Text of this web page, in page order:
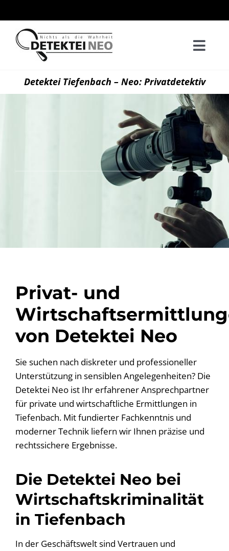
Inhalt
springen
Detektei Tiefenbach – Neo: Privatdetektiv
Privat- und
von Detektei Neo
Sie suchen nach diskreter und professioneller
Unterstützung in sensiblen Angelegenheiten? Die
Detektei Neo ist Ihr erfahrener Ansprechpartner
für private und wirtschaftliche Ermittlungen in
Tiefenbach. Mit fundierter Fachkenntnis und
moderner Technik liefern wir Ihnen präzise und
rechtssichere Ergebnisse.
Die Detektei Neo bei
Wirtschaftskriminalität
in Tiefenbach
In der Geschäftswelt sind Vertrauen und